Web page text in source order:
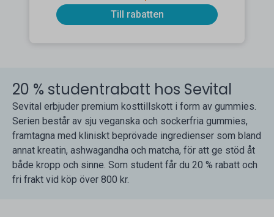
Till rabatten
20 % studentrabatt hos Sevital
Sevital erbjuder premium kosttillskott i form av gummies.
Serien består av sju veganska och sockerfria gummies,
framtagna med kliniskt beprövade ingredienser som bland
annat kreatin, ashwagandha och matcha, för att ge stöd åt
både kropp och sinne. Som student får du 20 % rabatt och
fri frakt vid köp över 800 kr.